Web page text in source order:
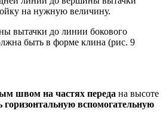
на нужную величину.
вытачки до линии бокового
быть в форме клина (рис. 9
швом на частях переда на высоте
горизонтальную вспомогательную